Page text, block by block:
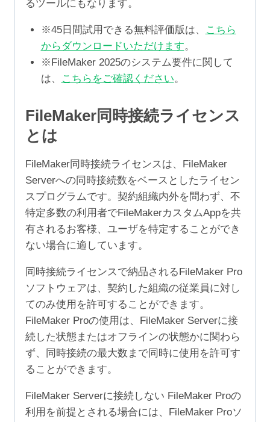
るツールにもなります。
※45日間試用できる無料評価版は、
こちら
からダウンロードいただけます。
※FileMaker 2025のシステム要件に関して
は、
こちらをご確認ください。
FileMaker同時接続ライセンス
とは
FileMaker同時接続ライセンスは、FileMaker
Serverへの同時接続数をベースとしたライセン
スプログラムです。契約組織内外を問わず、不
特定多数の利用者でFileMakerカスタムAppを共
有されるお客様、ユーザを特定することができ
ない場合に適しています。
同時接続ライセンスで納品されるFileMaker Pro
ソフトウェアは、契約した組織の従業員に対し
てのみ使用を許可することができます。
FileMaker Proの使用は、FileMaker Serverに接
続した状態またはオフラインの状態かに関わら
ず、同時接続の最大数まで同時に使用を許可す
ることができます。
FileMaker Serverに接続しない FileMaker Proの
利用を前提とされる場合には、FileMaker Proソ